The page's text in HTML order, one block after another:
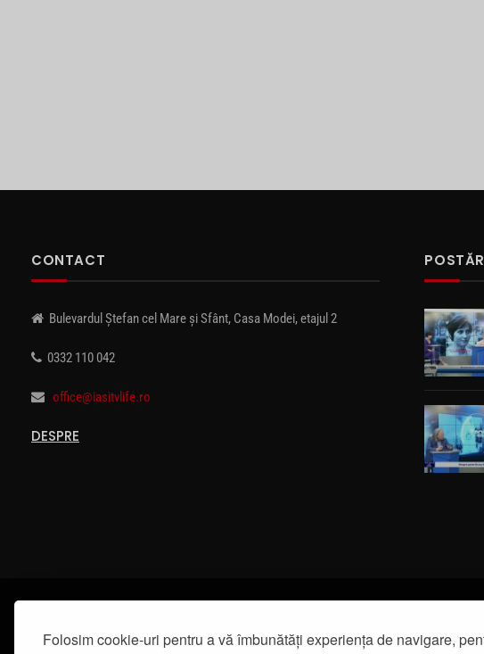
Folosim cookie-uri pentru a vă îmbunătăți experiența de navigare,
CONTACT
Bulevardul Ștefan cel Mare și Sfânt, Casa Modei, etajul 2
0332 110 042
office@iasitvlife.ro
DESPRE